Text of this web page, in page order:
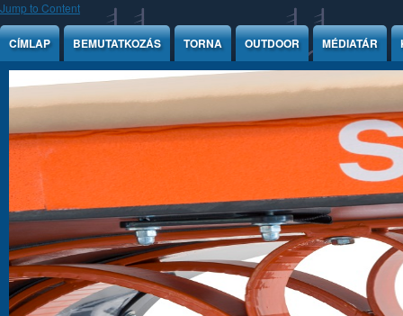
Jump to Content
CÍMLAP BEMUTATKOZÁS TORNA OUTDOOR MÉDIATÁR